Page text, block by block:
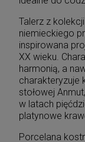
Talerz z
niemieckiego
inspirowana
XX wieku.
harmonią, a
charakteryzuje
stołowej
w latach
platynowe
Porcelana